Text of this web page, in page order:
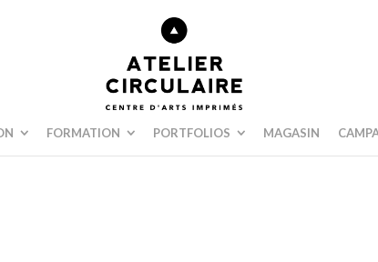
FORMATION PORTFOLIOS MAGASIN